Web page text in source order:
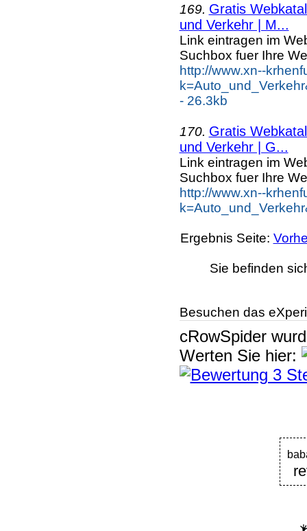
169. Gratis
und Verkehr | M...
Link eintragen im
Suchbox fuer Ihre
http://www.xn--
- 26.3kb
170. Gratis
und Verkehr | G...
Link eintragen im
Suchbox fuer Ihre
http://www.xn--
Ergebnis Seite:
Sie befinden
Besuchen das
cRowSpider
Werten Sie hier: